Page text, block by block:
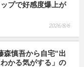
プで好感度爆上が
2026/8/6
森慎吾から自宅“出
かる気がする」の